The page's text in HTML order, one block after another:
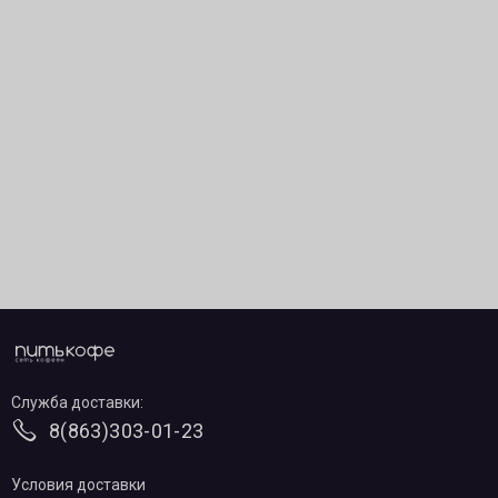
Служба доставки:
8(863)303-01-23
Условия доставки